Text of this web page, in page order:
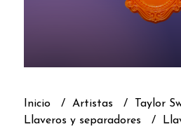
Inicio Artistas
Taylor
Llaveros y separadores